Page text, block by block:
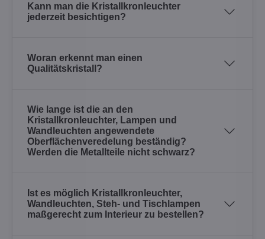
Kann man die Kristallkronleuchter
jederzeit besichtigen?
Woran erkennt man einen
Qualitätskristall?
Wie lange ist die an den
Kristallkronleuchter, Lampen und
Wandleuchten angewendete
Oberflächenveredelung beständig?
Werden die Metallteile nicht schwarz?
Ist es möglich Kristallkronleuchter,
Wandleuchten, Steh- und Tischlampen
maßgerecht zum Interieur zu bestellen?